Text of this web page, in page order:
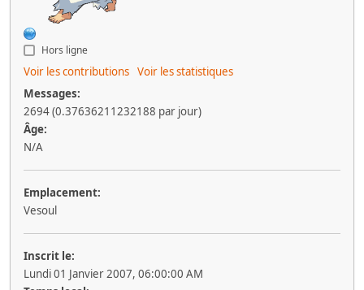
Hors ligne
Voir les contributions Voir les statistiques
Messages:
2694 (0.37636211232188 par jour)
Âge:
N/A
Emplacement:
Vesoul
Inscrit le:
Lundi 01 Janvier 2007, 06:00:00 AM